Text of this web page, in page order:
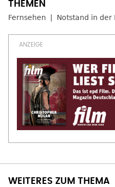
Fernsehen Notstand in der
WEITERES ZUM THEMA